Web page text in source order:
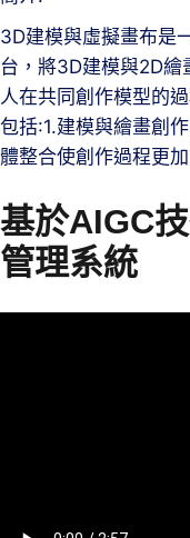
3D建模與虛擬畫布是
台，將3D建模與2D繪
人在共同創作模型的
包括:1.建模與繪畫創
體整合使創作過程更加
基於AIGC
管理系統